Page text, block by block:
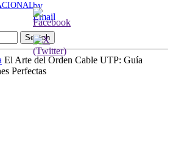
El Arte del Orden Cable UTP: Guía
Perfectas